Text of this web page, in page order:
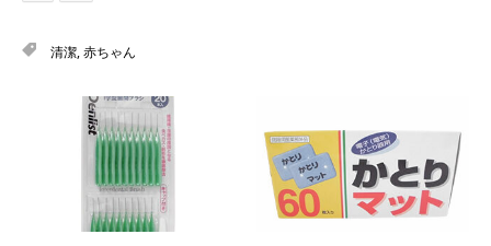
清潔,赤ちゃん